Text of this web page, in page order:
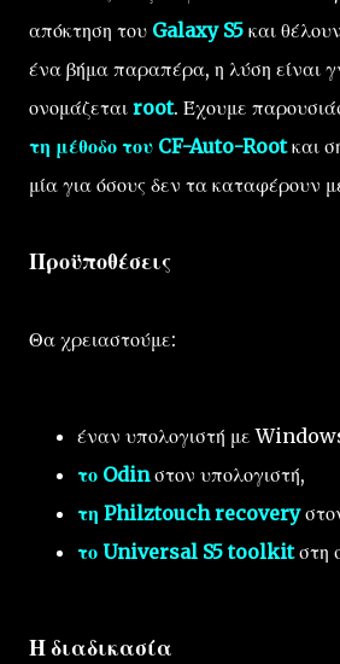
απόκτηση του Galaxy S5 και
ένα βήμα παραπέρα, η λύση είναι
ονομάζεται root. Έχουμε
τη μέθοδο του CF-Auto-Rootκαι
μία για όσους δεν τα καταφέρουν
Προϋποθέσεις
Θα χρειαστούμε:
έναν υπολογιστή με
το Odinστον υπολογιστή,
τη Philztouch recovery
το Universal S5 toolkitστη
Η διαδικασία